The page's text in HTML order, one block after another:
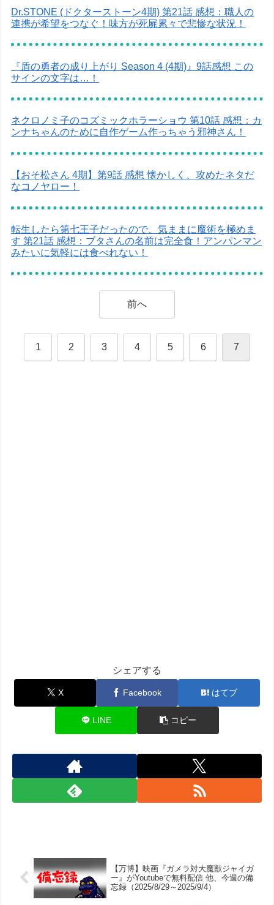
Dr.STONE (ドクターストーン4期) 第21話 感想：職人の
連携が希望をつなぐ！味方が死屍累々で悲惨な状況！
『盾の勇者の成り上がり Season 4 (4期)』9話感想 この
サインの文字は…！
ネクロノミ子のコズミックホラーショウ 第10話 感想：カ
ンナちゃんのために自作ゲーム作っちゃう邪神さん！
【おそ松さん 4期】第9話 感想 懐かしく、攻めたネタだ
なコノヤロー！
転生したら第七王子だったので、気ままに魔術を極めま
す 第21話 感想：ブタさんの名前は完全食！アンパンマン
みたいに気軽には食べれない！
前へ
1 2 3 4 5 6 7
シェアする
X Facebook はてブ
LINE コピー
【万博】映画『ガメラ対大魔獣ジャイガ
ー』がYoutubeで無料配信 他、今週の備
忘録（2025/8/29～2025/9/4）